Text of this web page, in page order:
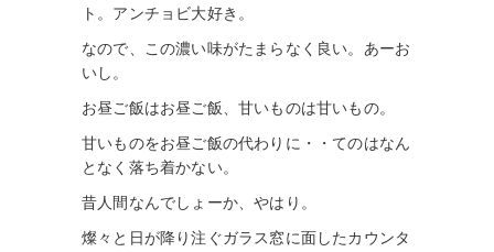
ト。アンチョビ大好き。
なので、この濃い味がたまらなく良い。あーお
いし。
お昼ご飯はお昼ご飯、甘いものは甘いもの。
甘いものをお昼ご飯の代わりに・・てのはなん
となく落ち着かない。
昔人間なんでしょーか、やはり。
燦々と日が降り注ぐガラス窓に面したカウンタ